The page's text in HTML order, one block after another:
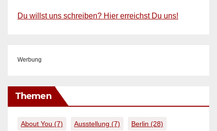
Du willst uns schreiben? Hier erreichst Du uns!
Werbung
Themen
About You (7) Ausstellung (7) Berlin (28)